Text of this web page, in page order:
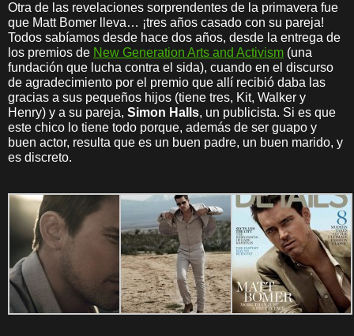
Otra de las revelaciones sorprendentes de la primavera fue
que Matt Bomer lleva… ¡tres años casado con su pareja!
Todos sabíamos desde hace dos años, desde la entrega de
los premios de New Generation Arts and Activism (una
fundación que lucha contra el sida), cuando en el discurso
de agradecimiento por el premio que allí recibió daba las
gracias a sus pequeños hijos (tiene tres, Kit, Walker y
Henry) y a su pareja, Simon Halls, un publicista. Si es que
este chico lo tiene todo porque, además de ser guapo y
buen actor, resulta que es un buen padre, un buen marido, y
es discreto.